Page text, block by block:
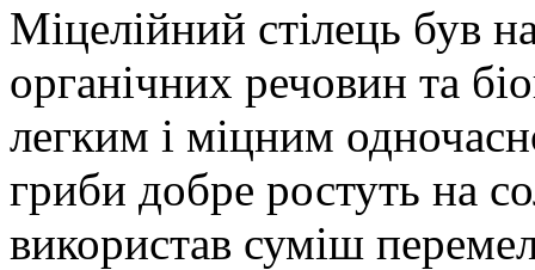
Міцелійний стілець був
органічних речовин та
легким і міцним
гриби добре ростуть на
використав суміш